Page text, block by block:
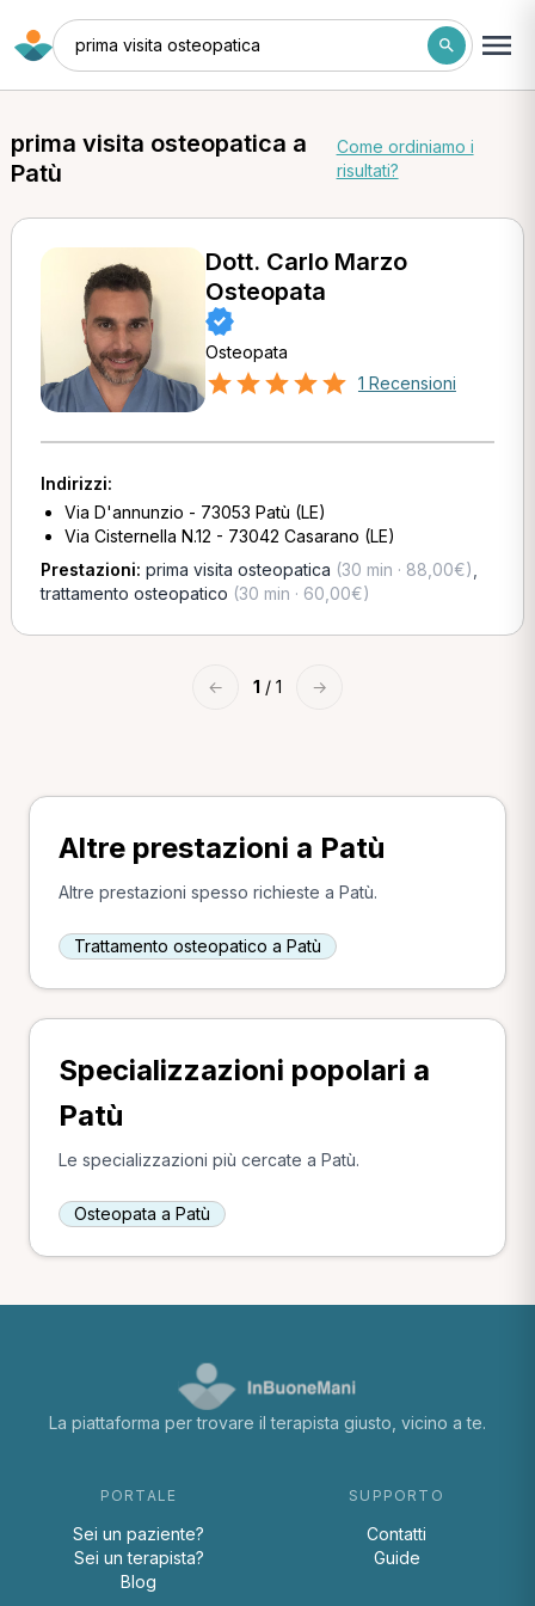
prima visita osteopatica
prima visita osteopatica a
Patù
Come ordiniamo i
risultati?
Dott. Carlo Marzo
Osteopata
Osteopata
1 Recensioni
Indirizzi:
Via D'annunzio - 73053 Patù (LE)
Via Cisternella N.12 - 73042 Casarano (LE)
Prestazioni: prima visita osteopatica (30 min · 88,00€)
trattamento osteopatico (30 min · 60,00€)
← 1 / 1 →
Altre prestazioni a Patù
Altre prestazioni spesso richieste a Patù.
Trattamento osteopatico a Patù
Specializzazioni popolari a
Patù
Le specializzazioni più cercate a Patù.
Osteopata a Patù
La piattaforma per trovare il terapista giusto, vicino a te.
PORTALE
Sei un paziente?
Sei un terapista?
Blog
SUPPORTO
Contatti
Guide